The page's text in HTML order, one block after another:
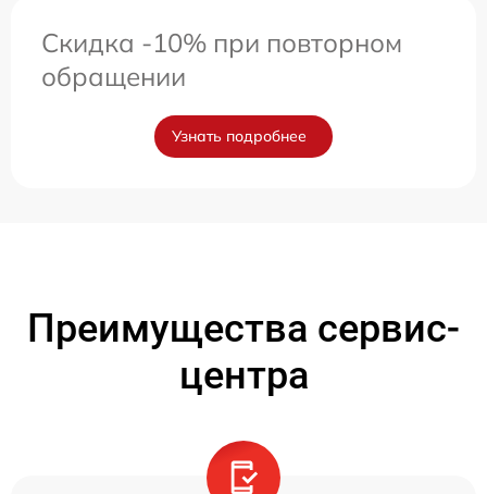
Скидка -10% при повторном
обращении
Узнать подробнее
Преимущества сервис-
центра